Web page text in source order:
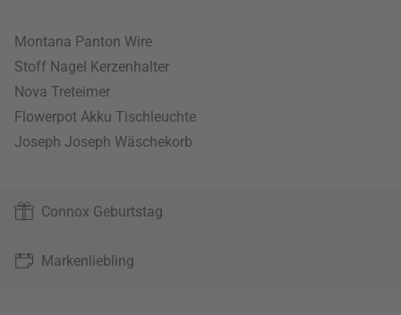
Montana Panton Wire
Stoff Nagel Kerzenhalter
Nova Treteimer
Flowerpot Akku Tischleuchte
Joseph Joseph Wäschekorb
Connox Geburtstag
Markenliebling